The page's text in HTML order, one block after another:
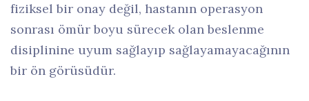
fiziksel bir onay değil, hastanın operasyon
sonrası ömür boyu sürecek olan beslenme
disiplinine uyum sağlayıp sağlayamayacağının
bir ön görüsüdür.